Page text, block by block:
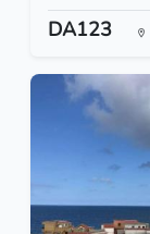
DA123